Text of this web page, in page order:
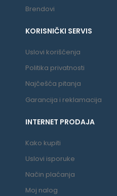
Brendovi
KORISNIČKI SERVIS
Uslovi korišćenja
Politika privatnosti
Najčešća pitanja
Garancija i reklamacija
INTERNET PRODAJA
Kako kupiti
Uslovi isporuke
Način plaćanja
Moj nalog